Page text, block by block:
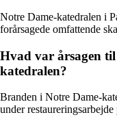
Notre Dame-katedralen i
forårsagede omfattende
Hvad var årsagen
katedralen?
Branden i Notre Dame-
under